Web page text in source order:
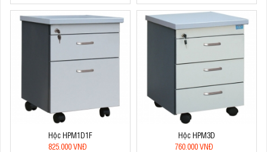
Hộc HPM1D1F
825.000 VNĐ
Hộc HPM3D
760.000 VNĐ